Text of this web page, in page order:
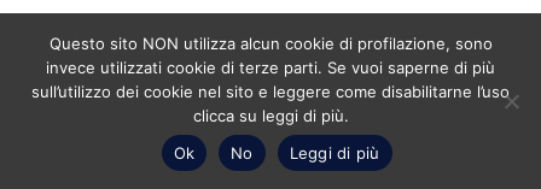
Questo sito NON utilizza alcun cookie di profilazione, sono
invece utilizzati cookie di terze parti. Se vuoi saperne di più
sull’utilizzo dei cookie nel sito e leggere come disabilitarne l’uso
clicca su leggi di più.
Ok
No Leggi di più